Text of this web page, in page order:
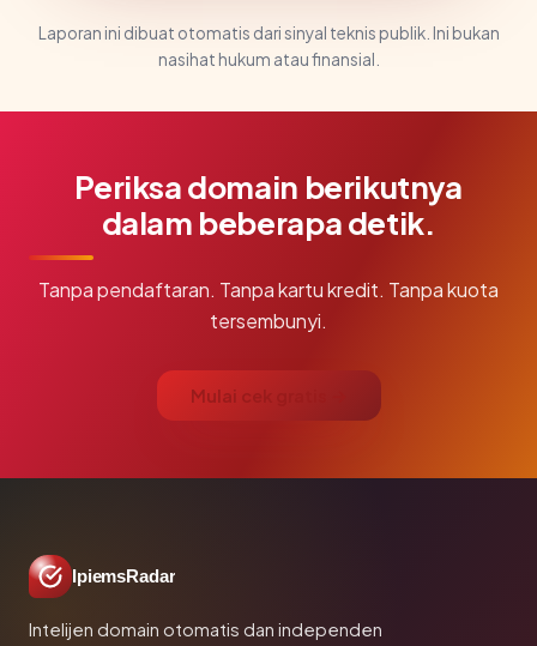
Laporan ini dibuat otomatis dari sinyal teknis publik. Ini bukan
nasihat hukum atau finansial.
Periksa domain berikutnya
dalam beberapa detik.
Tanpa pendaftaran. Tanpa kartu kredit. Tanpa kuota
tersembunyi.
Mulai cek gratis →
IpiemsRadar
Intelijen domain otomatis dan independen